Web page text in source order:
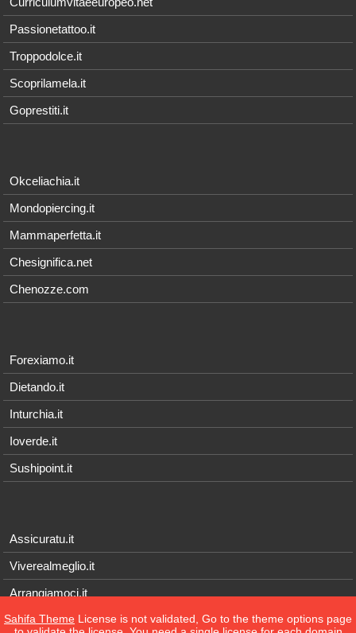
Passionetattoo.it
Troppodolce.it
Scoprilamela.it
Goprestiti.it
Okceliachia.it
Mondopiercing.it
Mammaperfetta.it
Chesignifica.net
Chenozze.com
Forexiamo.it
Dietando.it
Inturchia.it
Ioverde.it
Sushipoint.it
Assicuratu.it
Viverealmeglio.it
Arrangiamoci.it
Tecnichef.it
Sahifa Theme License is not validated, Go to the theme options page